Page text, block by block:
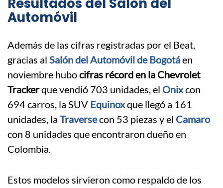
Resultados del Salón del
Automóvil
Además de las cifras registradas por el Beat,
gracias al Salón del Automóvil de Bogotáen
noviembre hubocifras récord en la Chevrolet
Trackerque vendió 703 unidades, el Onixcon
694 carros, la SUV Equinoxque llegó a 161
unidades, la Traversecon 53 piezas y el Camaro
con 8 unidades que encontraron dueño en
Colombia.
Estos modelos sirvieron como respaldo de los